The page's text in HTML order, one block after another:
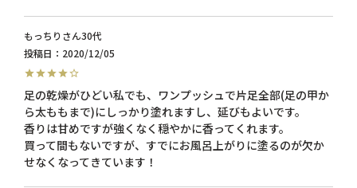
もっちり
30代
投稿日
2020/12/05
足の乾燥がひどい私でも、ワンプッシュで片足全部(足の甲か
ら太ももまで)にしっかり塗れますし、延びもよいです。
香りは甘めですが強くなく穏やかに香ってくれます。
買って間もないですが、すでにお風呂上がりに塗るのが欠か
せなくなってきています！